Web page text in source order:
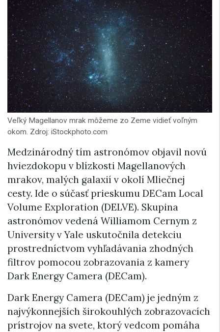
Veľký Magellanov mrak môžeme zo Zeme vidieť voľným
okom. Zdroj: iStockphoto.com
Medzinárodný tím astronómov objavil novú
hviezdokopu v blízkosti Magellanových
mrakov, malých galaxií v okolí Mliečnej
cesty. Ide o súčasť prieskumu DECam Local
Volume Exploration (DELVE). Skupina
astronómov vedená Williamom Cernym z
University v Yale uskutočnila detekciu
prostredníctvom vyhľadávania zhodných
filtrov pomocou zobrazovania z kamery
Dark Energy Camera (DECam).
Dark Energy Camera (DECam) je jedným z
najvýkonnejších širokouhlých zobrazovacích
prístrojov na svete, ktorý vedcom pomáha